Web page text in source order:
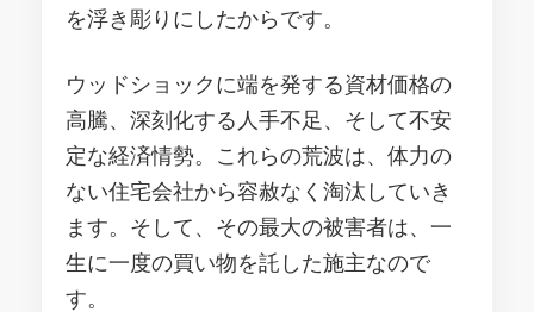
を浮き彫りにしたからです。
ウッドショックに端を発する資材価格の
高騰、深刻化する人手不足、そして不安
定な経済情勢。これらの荒波は、体力の
ない住宅会社から容赦なく淘汰していき
ます。そして、その最大の被害者は、一
生に一度の買い物を託した施主なので
す。